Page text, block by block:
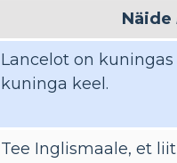
Näide
Lancelot on
kuninga keel.
Tee Inglismaale, et